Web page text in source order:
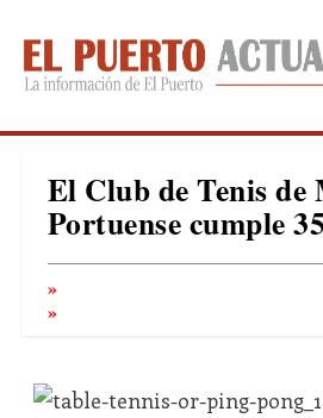
El Club de Tenis de
Portuense cumple